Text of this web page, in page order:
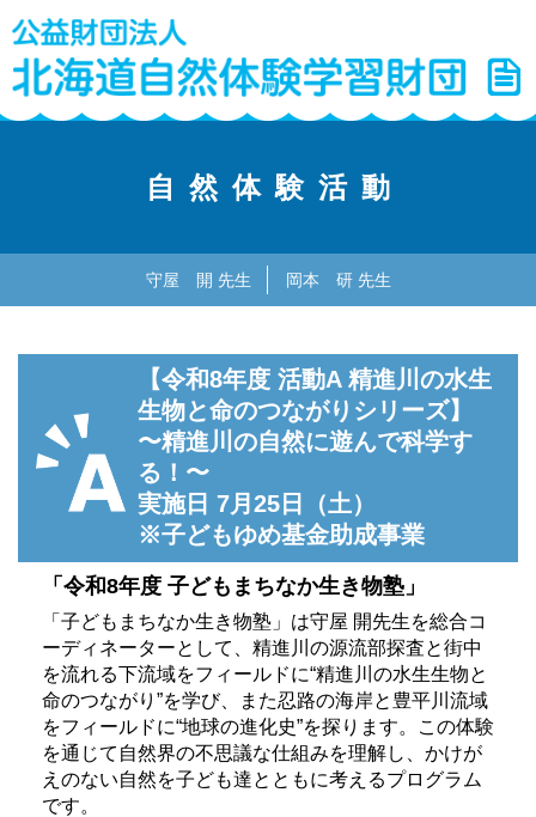
自然体験活動
守屋 開 先生 岡本 研 先生
【令和8年度 活動A 精進川の水生
生物と命のつながりシリーズ】
〜精進川の自然に遊んで科学す
る！〜
実施日 7月25日（土）
※子どもゆめ基金助成事業
「令和8年度 子どもまちなか生き物塾」
「子どもまちなか生き物塾」は守屋 開先生を総合コ
ーディネーターとして、精進川の源流部探査と街中
を流れる下流域をフィールドに“精進川の水生生物と
命のつながり”を学び、また忍路の海岸と豊平川流域
をフィールドに“地球の進化史”を探ります。この体験
を通じて自然界の不思議な仕組みを理解し、かけが
えのない自然を子ども達とともに考えるプログラム
です。